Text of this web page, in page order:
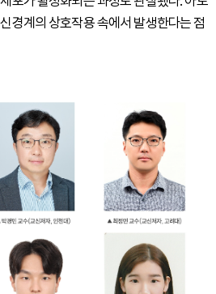
경계의 상호작용 속에서 발생한다는 점